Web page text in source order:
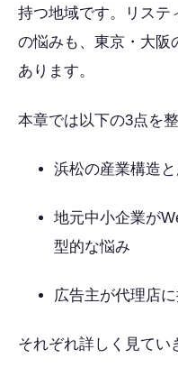
持つ地域です。リステ
の悩みも、東京・大阪
あります。
本章では以下の3点を整
浜松の産業構造
地元中小企業が
型的な悩み
広告主が代理店
それぞれ詳しく見てい